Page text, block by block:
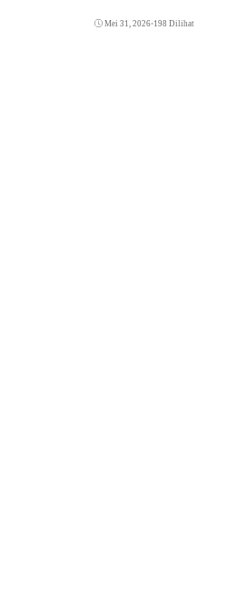
Mei 31, 2026•198 Dilihat